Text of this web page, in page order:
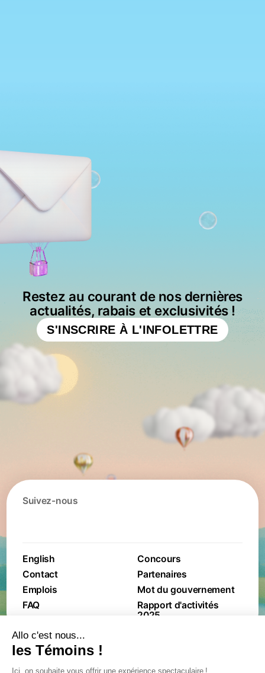
Restez au courant de nos dernières
actualités, rabais et exclusivités !
S'INSCRIRE À L'INFOLETTRE
Suivez-nous
English
Contact
Emplois
FAQ
Concours
Partenaires
Mot du gouvernement
Rapport d'activités
2025
Conditions générales de
personnels